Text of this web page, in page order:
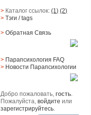
> Каталог ссылок:(1) (2)
> Тэги/ tags
> Обратная Cвязь
> Парапсихология FAQ
> Новости Парапсихологии
Добро пожаловать,гость.
Пожалуйста,войдите или
зарегистрируйтесь.